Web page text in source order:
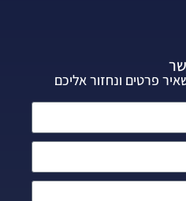
פרטים ונחזור אליכם